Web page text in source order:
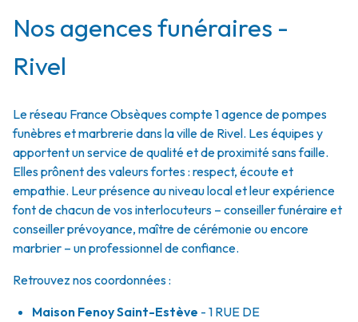
Nos agences funéraires -
Rivel
Le réseau France Obsèques compte 1 agence de pompes
funèbres et marbrerie dans la ville de Rivel. Les équipes y
apportent un service de qualité et de proximité sans faille.
Elles prônent des valeurs fortes : respect, écoute et
empathie. Leur présence au niveau local et leur expérience
font de chacun de vos interlocuteurs – conseiller funéraire et
conseiller prévoyance, maître de cérémonie ou encore
marbrier – un professionnel de confiance.
Retrouvez nos coordonnées :
Maison Fenoy Saint-Estève - 1 RUE DE